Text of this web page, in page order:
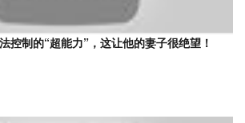
控制的“超能力”，这让他的妻子很绝望！